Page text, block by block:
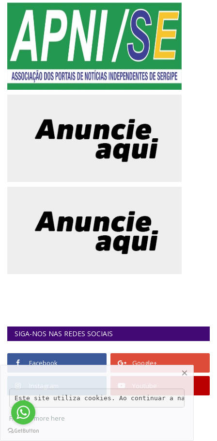
SIGA-NOS NAS REDES SOCIAIS
Facebook Google+
Instagram Youtube
Este site utiliza cookies. Ao continuar a navegar no
Find out more here